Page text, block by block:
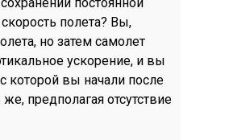
полета? Вы,
но затем самолет
ускорение, и вы
которой вы начали после
предполагая отсутствие